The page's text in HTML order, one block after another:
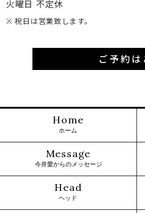
火曜日 不定休
※ 祝日は営業致します。
ご予約は
Home
ホーム
Message
今井愛からのメッセージ
Head
ヘッド